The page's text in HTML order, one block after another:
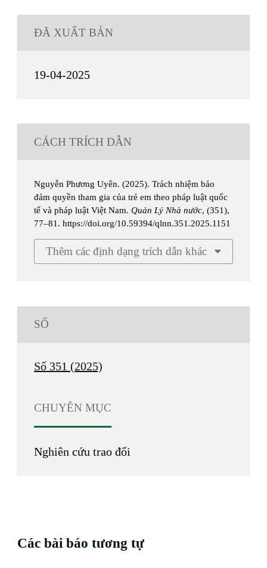
ĐÃ XUẤT BẢN
19-04-2025
CÁCH TRÍCH DẪN
Nguyễn Phương Uyên. (2025). Trách nhiệm bảo
đảm quyền tham gia của trẻ em theo pháp luật quốc
tế và pháp luật Việt Nam.Quản Lý Nhà nước, (351),
77–81. https://doi.org/10.59394/qlnn.351.2025.1151
Thêm các định dạng trích dẫn khác
SỐ
Số 351 (2025)
CHUYÊN MỤC
Nghiên cứu trao đổi
Các bài báo tương tự